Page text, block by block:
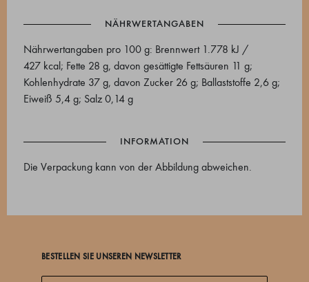
NÄHRWERTANGABEN
Nährwertangaben pro 100 g: Brennwert 1.778 kJ /
427 kcal; Fette 28 g, davon gesättigte Fettsäuren 11 g;
Kohlenhydrate 37 g, davon Zucker 26 g; Ballaststoffe 2,6 g;
Eiweiß 5,4 g; Salz 0,14 g
INFORMATION
Die Verpackung kann von der Abbildung abweichen.
BESTELLEN SIE UNSEREN NEWSLETTER